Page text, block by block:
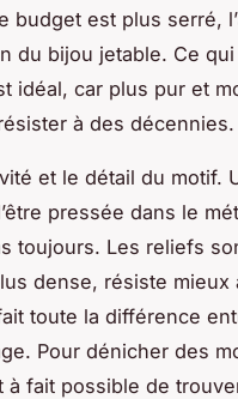
budget est plus serré, l’
du bijou jetable. Ce
idéal, car plus pur et
à des décennies.
et le détail du motif.
pressée dans le
toujours. Les reliefs
dense, résiste mieux
toute la différence
Pour dénicher des
fait possible de